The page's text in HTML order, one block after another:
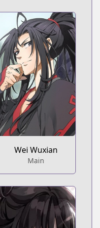
Wei Wuxian
Main